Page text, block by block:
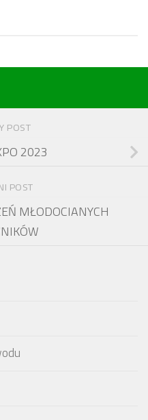
POST
2023
POST
MŁODOCIANYCH